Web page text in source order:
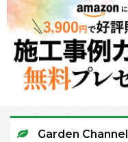
Garden Channel